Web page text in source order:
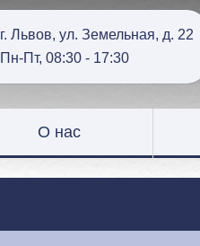
г. Львов, ул. Земельная, д. 22
Пн-Пт, 08:30 - 17:30
О нас